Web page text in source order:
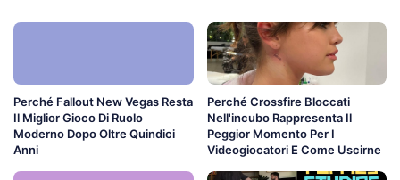
Perché Fallout New Vegas Resta
Il Miglior Gioco Di Ruolo
Moderno Dopo Oltre Quindici
Anni
Perché Crossfire Bloccati
Nell'incubo Rappresenta Il
Peggior Momento Per I
Videogiocatori E Come Uscirne